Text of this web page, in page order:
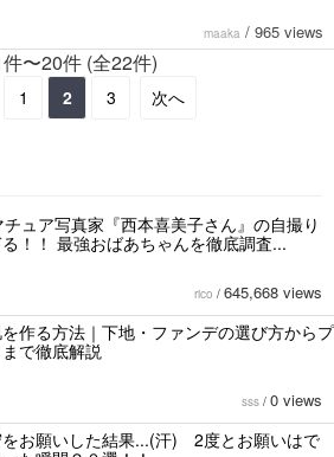
maaka / 965 views
〜20件 (全22件)
1 2 3 次へ
ュア写真家『西本喜美子さん』の自撮り
！！ 最強おばあちゃんを徹底調査...
rico / 645,668 views
作る方法｜下地・ファンデの選び方からプ
で徹底解説
sss / 0 views
お願いした結果...(汗) 2度とお願いはで